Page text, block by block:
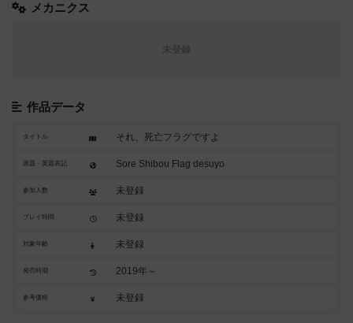
メカニクス
作品データ
タイトル それ、死亡フラグですよ
原題・英題表記 Sore Shibou Flag desuyo
参加人数 未登録
プレイ時間 未登録
対象年齢 未登録
発売時期 2019年～
参考価格 未登録